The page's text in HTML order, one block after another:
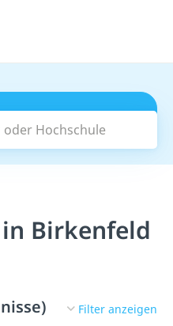
Hochschule
Suchen
Birkenfeld
Filter anzeigen